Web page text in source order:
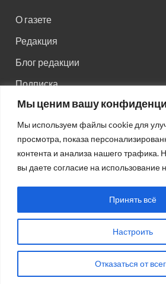
Мы ценим вашу
Мы используем файлы cookie для
просмотра, показа
контента и анализа нашего трафика.
вы даете согласие на
Настроить
Отказаться от
Принять всё
О газете
Редакция
Блог редакции
Подписка
Правила поведения на сайте
Реклама
Старый HTML сайт
Авторсие права: © 2026Газета